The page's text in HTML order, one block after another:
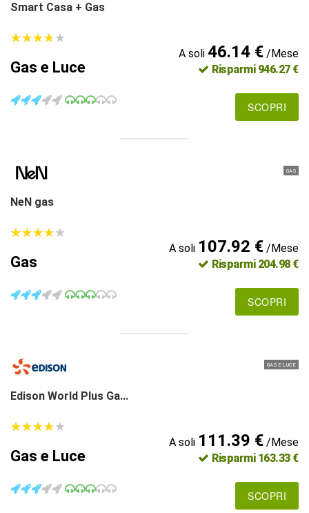
Smart Casa + Gas
★★★★★
★★★★★
Gas e Luce
A soli 46.14 €/Mese
Risparmi 946.27 €
SCOPRI
GAS
NeN gas
★★★★★
★★★★★
Gas
A soli 107.92 €/Mese
Risparmi 204.98 €
SCOPRI
GAS E LUCE
Edison World Plus Ga...
★★★★★
★★★★★
Gas e Luce
A soli 111.39 €/Mese
Risparmi 163.33 €
SCOPRI